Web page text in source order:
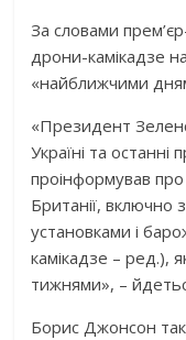
За словами
дрони-камікадзе
«найближчими
«Президент
Україні та останні
проінформував про
Британії, включно
установками і
камікадзе – ред.),
тижнями», –
Борис Джонсон